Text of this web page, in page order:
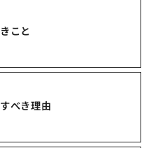
こと
べき理由